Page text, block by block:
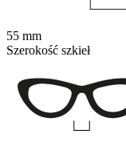
55 mm
Szerokość szkieł